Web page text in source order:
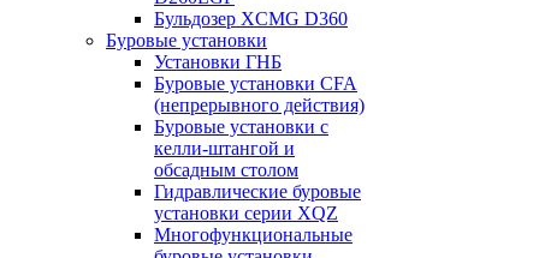
Бульдозер XCMG D360
Буровые установки
Установки ГНБ
Буровые установки CFA
(непрерывного действия)
Буровые установки с
келли-штангой и
обсадным столом
Гидравлические буровые
установки серии XQZ
Многофункциональные